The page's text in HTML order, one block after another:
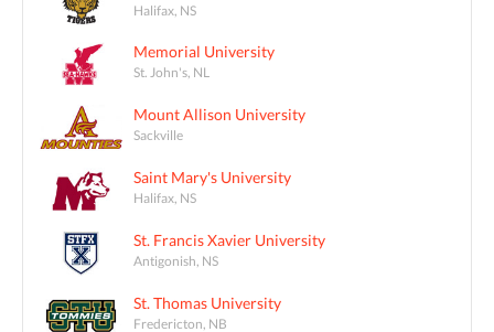
Halifax, NS
Memorial University
St. John's, NL
Mount Allison University
Sackville
Saint Mary's University
Halifax, NS
St. Francis Xavier University
Antigonish, NS
St. Thomas University
Fredericton, NB